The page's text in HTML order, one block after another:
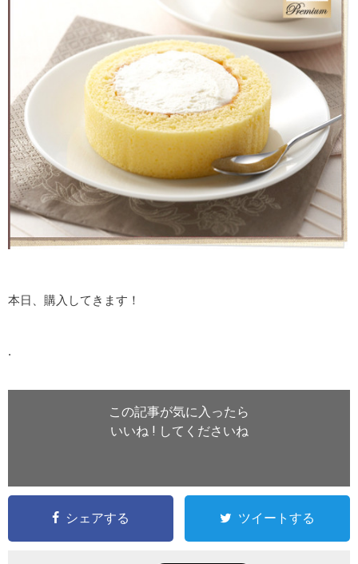
本日、購入してきます！
.
この記事が気に入ったら
いいね ! してくださいね
シェアする ツイートする